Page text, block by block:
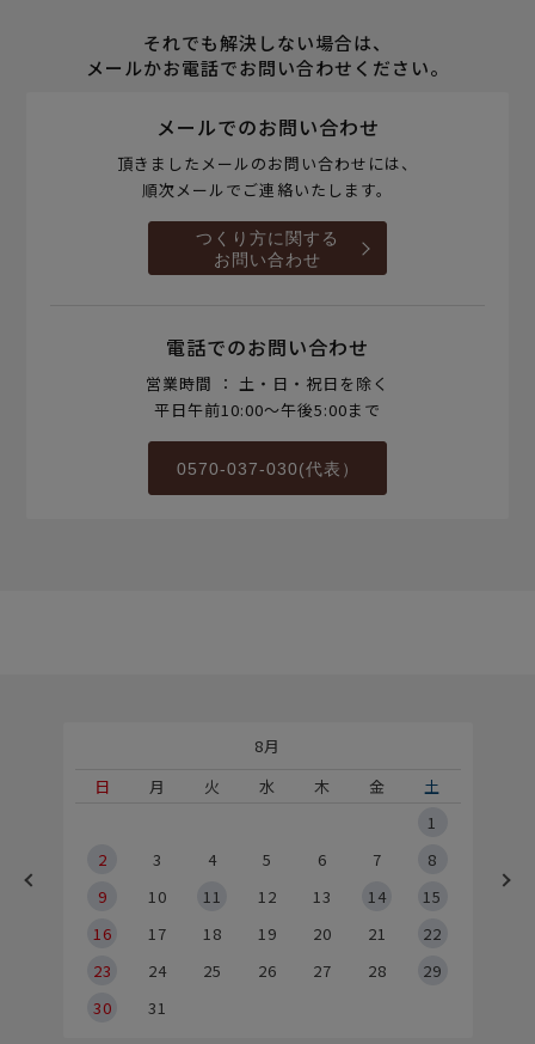
それでも解決しない場合は、
メールかお電話でお問い合わせください。
メールでのお問い合わせ
頂きましたメールのお問い合わせには、
順次メールでご連絡いたします。
つくり方に関する
お問い合わせ
電話でのお問い合わせ
営業時間 ： 土・日・祝日を除く
平日午前10:00～午後5:00まで
0570-037-030(代表）
8月
日
月 火 水 木 金
土
1
2
3 4 5 6 7
8
9
10 11 12 13 14
15
16
17 18 19 20 21
22
23
24 25 26 27 28
29
30
31